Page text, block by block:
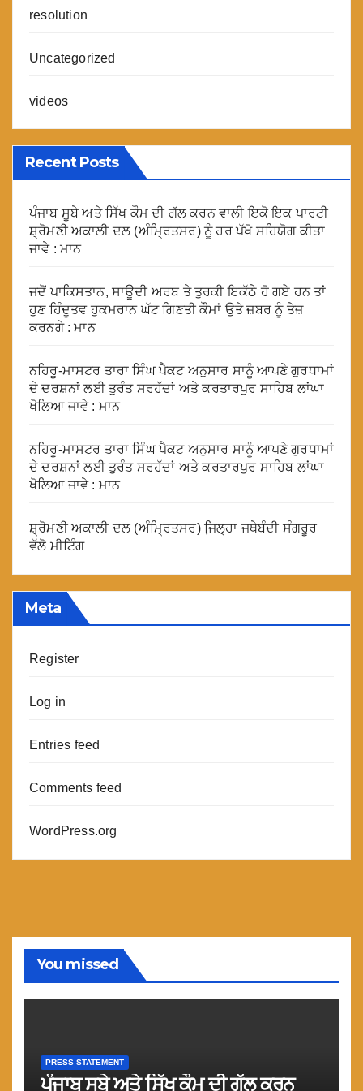
resolution
Uncategorized
videos
Recent Posts
ਪੰਜਾਬ ਸੂਬੇ ਅਤੇ ਸਿੱਖ ਕੌਮ ਦੀ ਗੱਲ ਕਰਨ ਵਾਲੀ ਇਕੋ ਇਕ ਪਾਰਟੀ
ਸ਼੍ਰੋਮਣੀ ਅਕਾਲੀ ਦਲ (ਅੰਮ੍ਰਿਤਸਰ) ਨੂੰ ਹਰ ਪੱਖੋ ਸਹਿਯੋਗ ਕੀਤਾ
ਜਾਵੇ : ਮਾਨ
ਜਦੋਂ ਪਾਕਿਸਤਾਨ, ਸਾਊਦੀ ਅਰਬ ਤੇ ਤੁਰਕੀ ਇਕੱਠੇ ਹੋ ਗਏ ਹਨ ਤਾਂ
ਹੁਣ ਹਿੰਦੂਤਵ ਹੁਕਮਰਾਨ ਘੱਟ ਗਿਣਤੀ ਕੌਮਾਂ ਉਤੇ ਜ਼ਬਰ ਨੂੰ ਤੇਜ਼
ਕਰਨਗੇ : ਮਾਨ
ਨਹਿਰੂ-ਮਾਸਟਰ ਤਾਰਾ ਸਿੰਘ ਪੈਕਟ ਅਨੁਸਾਰ ਸਾਨੂੰ ਆਪਣੇ ਗੁਰਧਾਮਾਂ
ਦੇ ਦਰਸ਼ਨਾਂ ਲਈ ਤੁਰੰਤ ਸਰਹੱਦਾਂ ਅਤੇ ਕਰਤਾਰਪੁਰ ਸਾਹਿਬ ਲਾਂਘਾ
ਖੋਲਿਆ ਜਾਵੇ : ਮਾਨ
ਨਹਿਰੂ-ਮਾਸਟਰ ਤਾਰਾ ਸਿੰਘ ਪੈਕਟ ਅਨੁਸਾਰ ਸਾਨੂੰ ਆਪਣੇ ਗੁਰਧਾਮਾਂ
ਦੇ ਦਰਸ਼ਨਾਂ ਲਈ ਤੁਰੰਤ ਸਰਹੱਦਾਂ ਅਤੇ ਕਰਤਾਰਪੁਰ ਸਾਹਿਬ ਲਾਂਘਾ
ਖੋਲਿਆ ਜਾਵੇ : ਮਾਨ
ਸ਼੍ਰੋਮਣੀ ਅਕਾਲੀ ਦਲ (ਅੰਮ੍ਰਿਤਸਰ) ਜਿ਼ਲ੍ਹਾ ਜਥੇਬੰਦੀ ਸੰਗਰੂਰ
ਵੱਲੋ ਮੀਟਿੰਗ
Meta
Register
Log in
Entries feed
Comments feed
WordPress.org
You missed
PRESS STATEMENT
ਪੰਜਾਬ ਸੂਬੇ ਅਤੇ ਸਿੱਖ ਕੌਮ ਦੀ ਗੱਲ ਕਰਨ